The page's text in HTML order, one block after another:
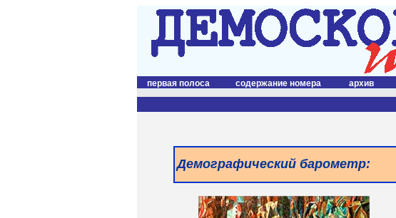
первая полоса содержание номера архив
Демографический барометр: